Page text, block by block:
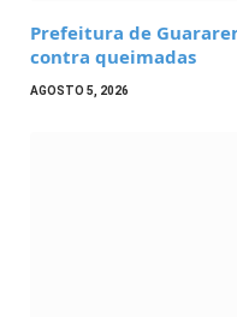
Prefeitura de
contra queimadas
AGOSTO 5, 2026